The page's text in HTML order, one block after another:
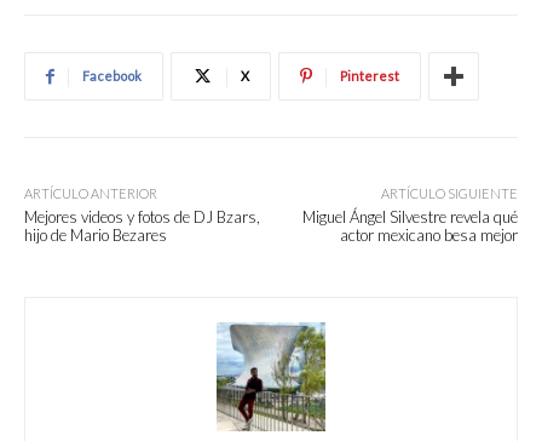
Facebook X Pinterest
ARTÍCULO ANTERIOR
Mejores videos y fotos de DJ Bzars,
hijo de Mario Bezares
ARTÍCULO SIGUIENTE
Miguel Ángel Silvestre revela qué
actor mexicano besa mejor